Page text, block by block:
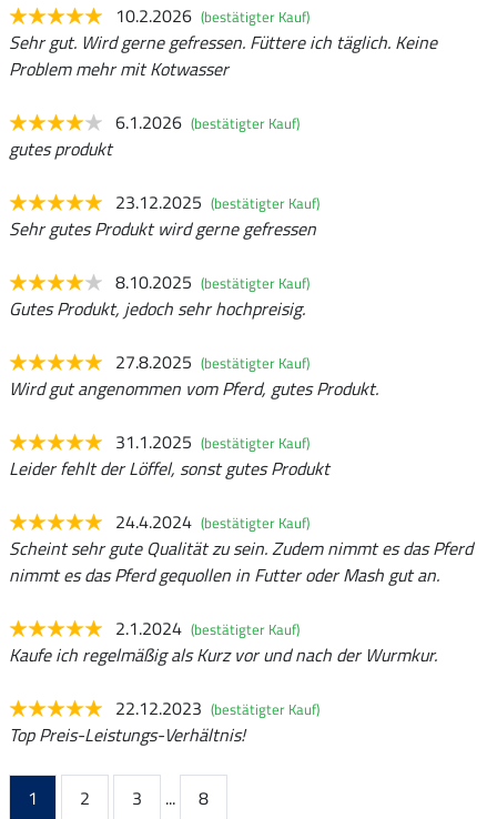
10.2.2026 (bestätigter Kauf)
Sehr gut. Wird gerne gefressen. Füttere ich täglich. Keine
Problem mehr mit Kotwasser
6.1.2026 (bestätigter Kauf)
gutes produkt
23.12.2025 (bestätigter Kauf)
Sehr gutes Produkt wird gerne gefressen
8.10.2025 (bestätigter Kauf)
Gutes Produkt, jedoch sehr hochpreisig.
27.8.2025 (bestätigter Kauf)
Wird gut angenommen vom Pferd, gutes Produkt.
31.1.2025 (bestätigter Kauf)
Leider fehlt der Löffel, sonst gutes Produkt
24.4.2024 (bestätigter Kauf)
Scheint sehr gute Qualität zu sein. Zudem nimmt es das Pferd
nimmt es das Pferd gequollen in Futter oder Mash gut an.
2.1.2024 (bestätigter Kauf)
Kaufe ich regelmäßig als Kurz vor und nach der Wurmkur.
22.12.2023 (bestätigter Kauf)
Top Preis-Leistungs-Verhältnis!
1 2 3 ...
8